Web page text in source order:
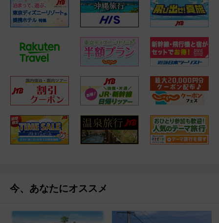
今、あなたにオススメ